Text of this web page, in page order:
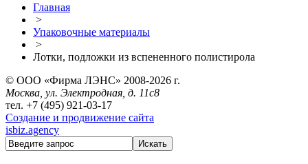
Главная
>
Упаковочные материалы
>
Лотки, подложки из вспененного полистирола
© ООО «Фирма ЛЭНС» 2008-2026 г.
Москва, ул. Электродная, д. 11с8
тел. +7 (495) 921-03-17
Создание и продвижение сайта
isbiz.agency